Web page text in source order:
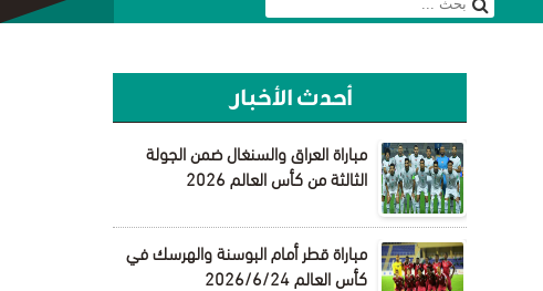
أحدث الأخبار
مباراة العراق والسنغال ضمن الجولة
الثالثة من كأس العالم 2026
مباراة قطر أمام البوسنة والهرسك في
كأس العالم 2026/6/24